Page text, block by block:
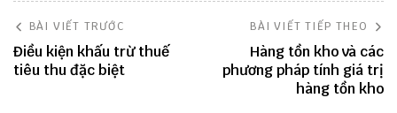
BÀI VIẾT TRƯỚC
Điều kiện khấu trừ thuế
tiêu thu đặc biệt
BÀI VIẾT TIẾP THEO
Hàng tồn kho và các
phương pháp tính giá trị
hàng tồn kho